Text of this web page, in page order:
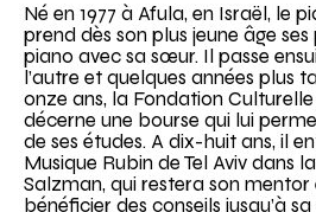
Né en 1977 à Afula, en Israël, le
prend dès son plus jeune âge
piano avec sa sœur. Il passe
l’autre et quelques années plus
onze ans, la Fondation
décerne une bourse qui lui
de ses études. A dix-huit ans, il
Musique Rubin de Tel Aviv dans
Salzman, qui restera son
bénéficier des conseils jusqu’à